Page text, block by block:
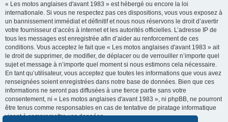
« Les motos anglaises d'avant 1983 » est hébergé ou encore la loi
internationale. Si vous ne respectez pas ces dispositions, vous vous exposez à
un bannissement immédiat et définitif et nous nous réservons le droit d’avertir
votre fournisseur d’accès à internet et les autorités officielles. L’adresse IP de
tous les messages est enregistrée afin d’aider au renforcement de ces
conditions. Vous acceptez le fait que « Les motos anglaises d'avant 1983 » ait
le droit de supprimer, de modifier, de déplacer ou de verrouiller n’importe quel
sujet et message à n’importe quel moment si nous estimons cela nécessaire.
En tant qu’utilisateur, vous acceptez que toutes les informations que vous avez
renseignées soient enregistrées dans notre base de données. Bien que ces
informations ne seront pas diffusées à une tierce partie sans votre
consentement, ni « Les motos anglaises d'avant 1983 », ni phpBB, ne pourront
être tenus comme responsables en cas de tentative de piratage informatique
visant à compromettre vos données.